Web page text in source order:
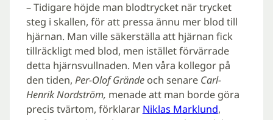
– Tidigare höjde man blodtrycket när trycket
steg i skallen, för att pressa ännu mer blod till
hjärnan. Man ville säkerställa att hjärnan fick
tillräckligt med blod, men istället förvärrade
detta hjärnsvullnaden. Men våra kollegor på
den tiden, Per-Olof Grändeoch senare Carl-
Henrik Nordström, menade att man borde göra
precis tvärtom, förklarar Niklas Marklund,